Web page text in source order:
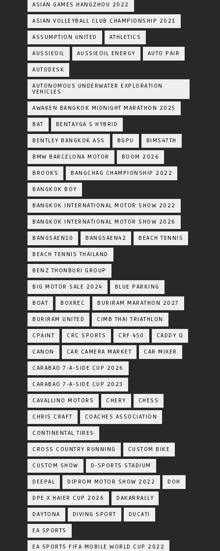
ASIAN GAMES HANGZHOU 2022
ASIAN VOLLEYBALL CLUB CHAMPIONSHIP 2021
ASSUMPTION UNITED ATHLETICS
AUSSIEOIL AUSSIEOIL ENERGY AUTO PAIR
AUTODESK
AUTONOMOUS UNDERWATER EXPLORATION
VEHICLES
AWAKEN BANGKOK MIDNIGHT MARATHON 2025
BAT BENTAYGA S HYBRID
BENTLEY BANGKOK ASS BGPU BIMS47TH
BMW BARCELONA MOTOR BOOM 2026
BROOKS BANGCHAG CHAMPIONSHIP 2022
BANGKOK BOY
BANGKOK INTERNATIONAL MOTOR SHOW 2022
BANGKOK INTERNATIONAL MOTOR SHOW 2026
BANGSAEN10 BANGSAEN42 BEACH TENNIS
BEACH TENNIS THAILAND
BENZ THONBURI GROUP
BIG MOTOR SALE 2024 BLUE PARKING
BOAT BOXREC BURIRAM MARATHON 2027
BURIRAM UNITED CIMB THAI TRIATHLON
CPAINT CRC SPORTS CRF 450 CADDY Q
CANON CAR CAMERA MARKET CAR MIXER
CARABAO 7-A-SIDE CUP 2026
CARABAO 7-A-SIDE CUP 2023
CAVALLINO MOTORS CHERY CHESS
CHRIS CRAFT COACHES ASSOCIATION
CONTINENTAL TIRES
CROSS COUNTRY RUNNING CUSTOM BIKE
CUSTOM SHOW D-SPORTS STADIUM
DEEPAL DIPROM MOTOR SHOW 2022 DOH
DPE X HAIER CUP 2026 DAKARRALLY
DAYTONA DIVING SPORT DUCATI
EA SPORTS
EA SPORTS FIFA MOBILE WORLD CUP 2022